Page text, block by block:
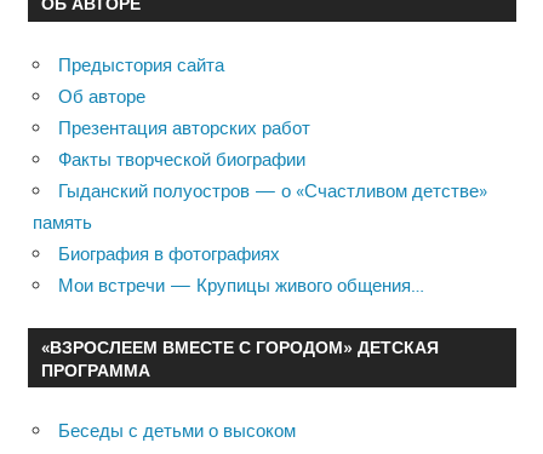
Предыстория сайта
Об авторе
Презентация авторских работ
Факты творческой биографии
Гыданский полуостров — о «Счастливом детстве»
память
Биография в фотографиях
Мои встречи — Крупицы живого общения…
«ВЗРОСЛЕЕМ ВМЕСТЕ С ГОРОДОМ» ДЕТСКАЯ
ПРОГРАММА
Беседы с детьми о высоком